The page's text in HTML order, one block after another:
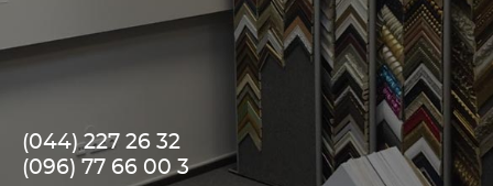
(044) 227 26 32
(096) 77 66 00 3